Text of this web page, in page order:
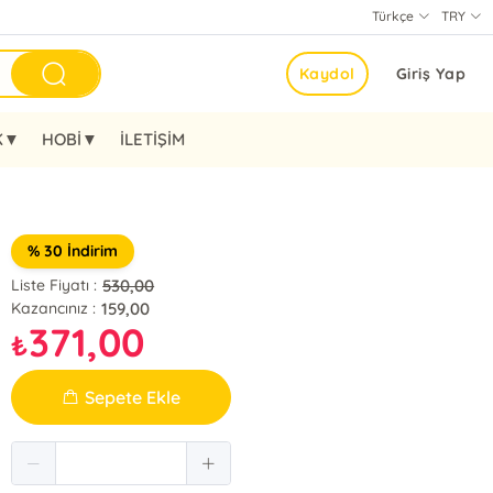
TRY
Türkçe
Giriş Yap
Kaydol
HOBİ▼ İLETİŞİM
% 30 İndirim
Liste Fiyatı : 530,00
Kazancınız : 159,00
₺371,00
Sepete Ekle